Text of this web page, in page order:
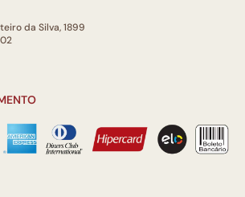
da Silva, 1899